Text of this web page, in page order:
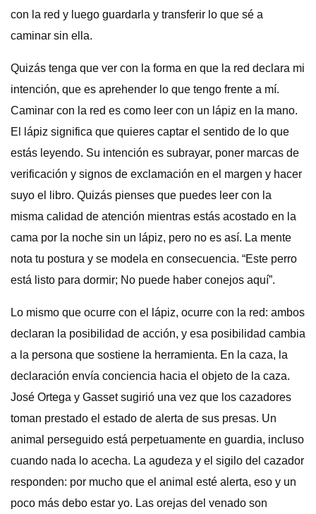
con la red y luego guardarla y transferir lo que sé a
caminar sin ella.
Quizás tenga que ver con la forma en que la red declara mi
intención, que es aprehender lo que tengo frente a mí.
Caminar con la red es como leer con un lápiz en la mano.
El lápiz significa que quieres captar el sentido de lo que
estás leyendo. Su intención es subrayar, poner marcas de
verificación y signos de exclamación en el margen y hacer
suyo el libro. Quizás pienses que puedes leer con la
misma calidad de atención mientras estás acostado en la
cama por la noche sin un lápiz, pero no es así. La mente
nota tu postura y se modela en consecuencia. “Este perro
está listo para dormir; No puede haber conejos aquí”.
Lo mismo que ocurre con el lápiz, ocurre con la red: ambos
declaran la posibilidad de acción, y esa posibilidad cambia
a la persona que sostiene la herramienta. En la caza, la
declaración envía conciencia hacia el objeto de la caza.
José Ortega y Gasset sugirió una vez que los cazadores
toman prestado el estado de alerta de sus presas. Un
animal perseguido está perpetuamente en guardia, incluso
cuando nada lo acecha. La agudeza y el sigilo del cazador
responden: por mucho que el animal esté alerta, eso y un
poco más debo estar yo. Las orejas del venado son